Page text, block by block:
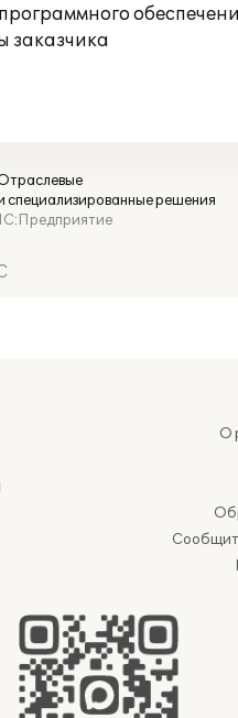
заказчика
специализированные решения
О